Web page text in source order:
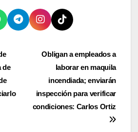
Obligan a empleados a
laborar en maquila
incendiada; enviarán
inspección para verificar
condiciones: Carlos Ortiz
de